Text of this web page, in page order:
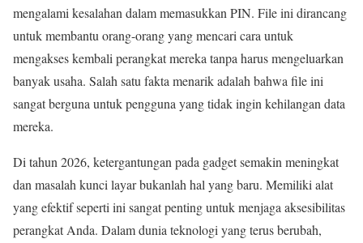
mengalami kesalahan dalam memasukkan PIN. File ini dirancang
untuk membantu orang-orang yang mencari cara untuk
mengakses kembali perangkat mereka tanpa harus mengeluarkan
banyak usaha. Salah satu fakta menarik adalah bahwa file ini
sangat berguna untuk pengguna yang tidak ingin kehilangan data
mereka.
Di tahun 2026, ketergantungan pada gadget semakin meningkat
dan masalah kunci layar bukanlah hal yang baru. Memiliki alat
yang efektif seperti ini sangat penting untuk menjaga aksesibilitas
perangkat Anda. Dalam dunia teknologi yang terus berubah,